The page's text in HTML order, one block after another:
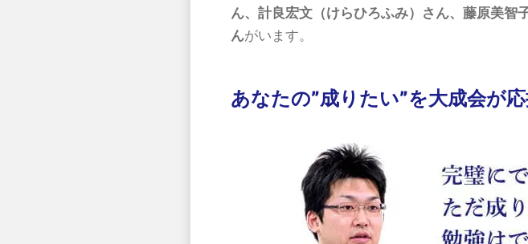
ん、計良宏文（けらひろふみ）さん、藤原美智
んがいます。
あなたの”成りたい”を大成会が応